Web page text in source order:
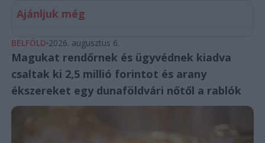
Ajánljuk még
BELFÖLD 2026. augusztus 6.
Magukat rendőrnek és ügyvédnek kiadva
csaltak ki 2,5 millió forintot és arany
ékszereket egy dunaföldvári nőtől a rablók